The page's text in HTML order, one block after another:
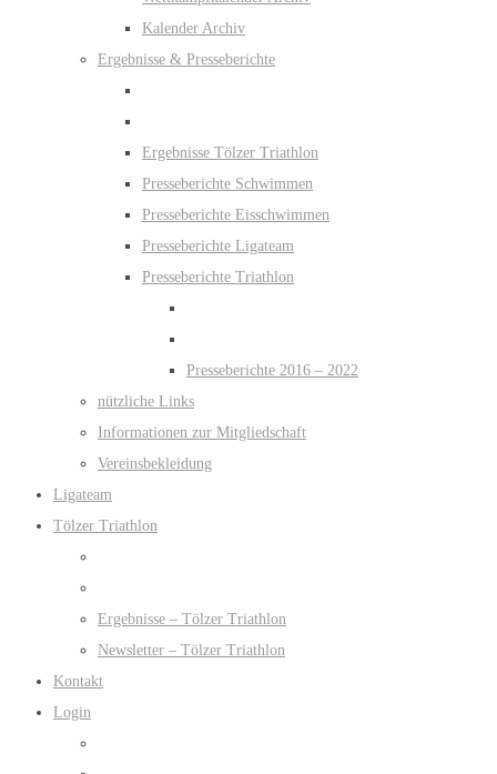
Kalender Archiv
Ergebnisse & Presseberichte
Ergebnisse Tölzer Triathlon
Presseberichte Schwimmen
Presseberichte Eisschwimmen
Presseberichte Ligateam
Presseberichte Triathlon
Presseberichte 2016 – 2022
nützliche Links
Informationen zur Mitgliedschaft
Vereinsbekleidung
Ligateam
Tölzer Triathlon
Ergebnisse – Tölzer Triathlon
Newsletter – Tölzer Triathlon
Kontakt
Login